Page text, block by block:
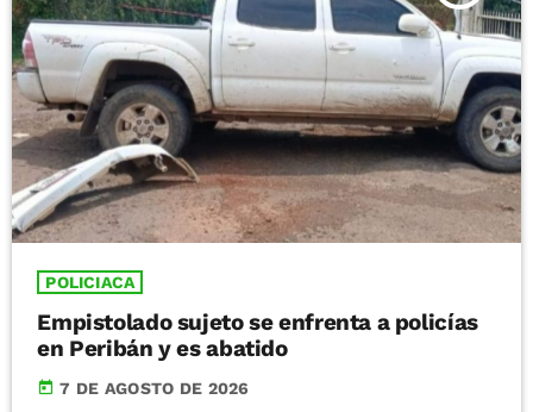
POLICIACA
Empistolado sujeto se enfrenta a policías
en Peribán y es abatido
today 7 DE AGOSTO DE 2026